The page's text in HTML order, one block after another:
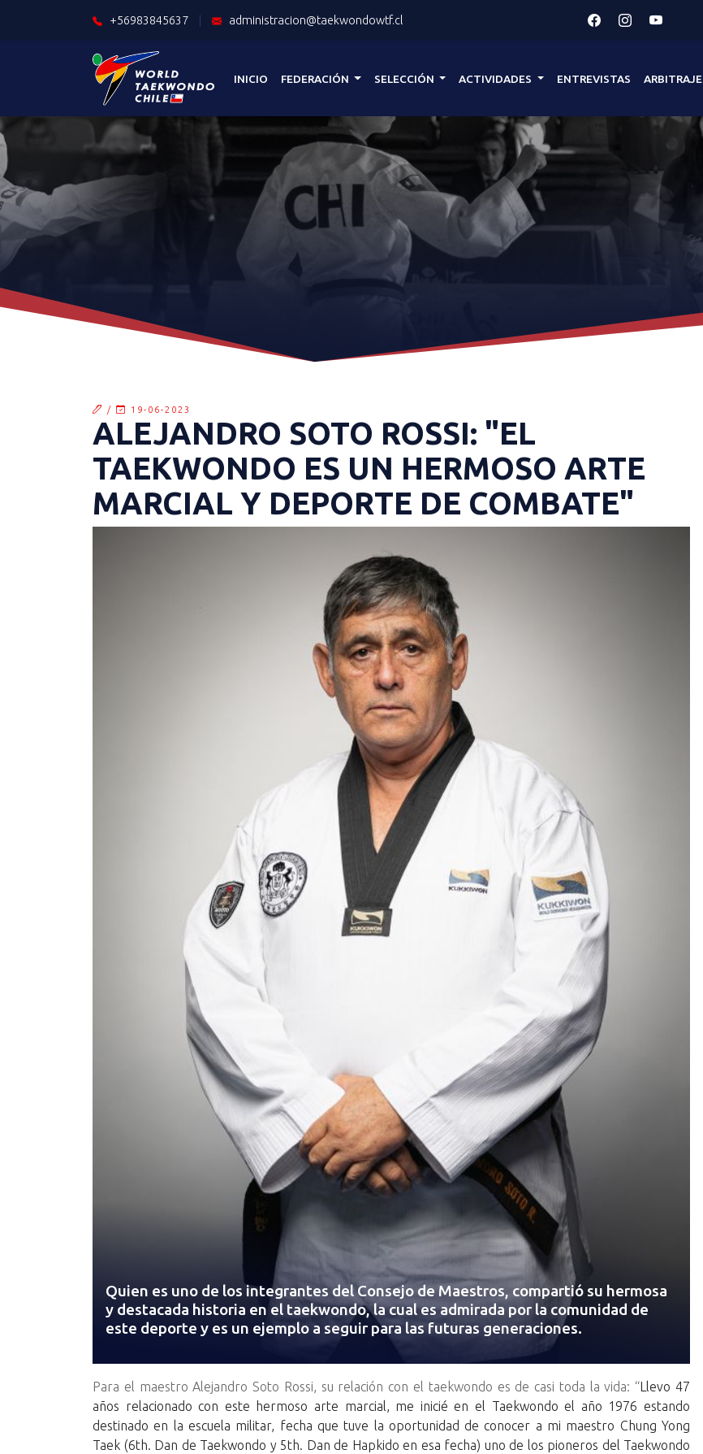
+56983845637 administracion@taekwondowtf.cl
INICIO FEDERACIÓN SELECCIÓN ACTIVIDADES ENTREVISTAS ARBITRAJE
/ 19-06-2023
ALEJANDRO SOTO ROSSI: "EL
TAEKWONDO ES UN HERMOSO ARTE
MARCIAL Y DEPORTE DE COMBATE"
Quien es uno de los integrantes del Consejo de Maestros, compartió su hermosa
y destacada historia en el taekwondo, la cual es admirada por la comunidad de
este deporte y es un ejemplo a seguir para las futuras generaciones.
Para el maestro Alejandro Soto Rossi, su relación con el taekwondo es de casi toda la vida: “ Llevo 47
años relacionado con este hermoso arte marcial, me inicié en el Taekwondo el año 1976 estando
destinado en la escuela militar, fecha que tuve la oportunidad de conocer a mi maestro Chung Yong
Taek (6th. Dan de Taekwondo y 5th. Dan de Hapkido en esa fecha) uno de los pioneros del Taekwondo